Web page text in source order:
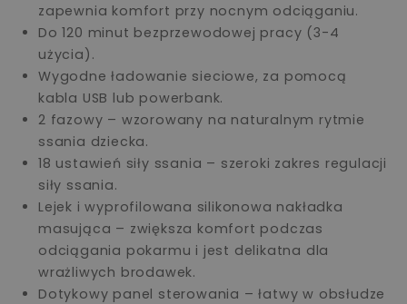
zapewnia komfort przy nocnym odciąganiu.
Do 120 minut bezprzewodowej pracy (3-4
użycia).
Wygodne ładowanie sieciowe, za pomocą
kabla USB lub powerbank.
2 fazowy – wzorowany na naturalnym rytmie
ssania dziecka.
18 ustawień siły ssania – szeroki zakres regulacji
siły ssania.
Lejek i wyprofilowana silikonowa nakładka
masująca – zwiększa komfort podczas
odciągania pokarmu i jest delikatna dla
wrażliwych brodawek.
Dotykowy panel sterowania – łatwy w obsłudze